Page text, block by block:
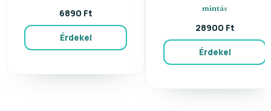
6890 Ft
Érdekel
mintás
28900 Ft
Érdekel